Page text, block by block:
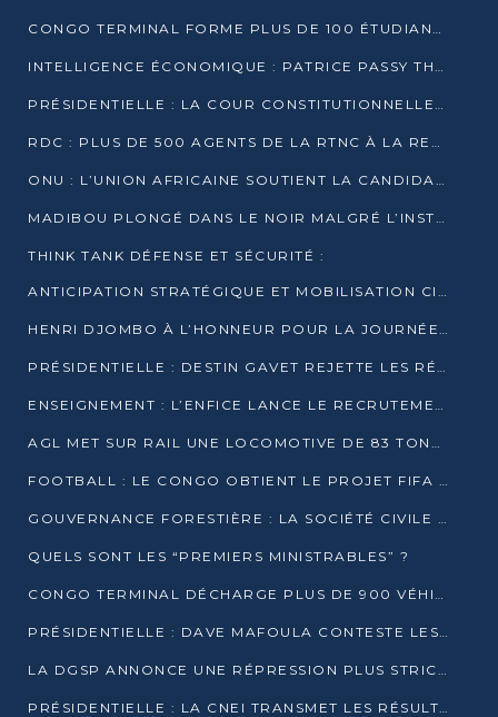
CONGO TERMINAL FORME PLUS DE 100 ÉTUDIANTS AUX TECHNIQUES D’EMBAUCHE
INTELLIGENCE ÉCONOMIQUE : PATRICE PASSY THÉORISE UNE STRATÉGIE ADAPTÉE AUX CONTEXTES FRAGMENTÉS
PRÉSIDENTIELLE : LA COUR CONSTITUTIONNELLE CONFIRME LA VICTOIRE DE SASSOU NGUESSO AVEC 94,90 % DES SUFFRAGES
RDC : PLUS DE 500 AGENTS DE LA RTNC À LA RETRAITE, UNE PAGE SE TOURNE
ONU : L’UNION AFRICAINE SOUTIENT LA CANDIDATURE DE MACKY SALL
MADIBOU PLONGÉ DANS LE NOIR MALGRÉ L’INSTALLATION D’UN NOUVEAU TRANSFORMATEUR
THINK TANK DÉFENSE ET SÉCURITÉ :
ANTICIPATION STRATÉGIQUE ET MOBILISATION CITOYENNE POUR NOTRE SOUVERAINETÉ NATIONALE
HENRI DJOMBO À L’HONNEUR POUR LA JOURNÉE MONDIALE DU THÉÂTRE
PRÉSIDENTIELLE : DESTIN GAVET REJETTE LES RÉSULTATS ET APPELLE À UN DIALOGUE NATIONAL
ENSEIGNEMENT : L’ENFICE LANCE LE RECRUTEMENT DE SA PREMIÈRE PROMOTION DE PROFESSEURS DES ÉCOLES
AGL MET SUR RAIL UNE LOCOMOTIVE DE 83 TONNES À POINTE-NOIRE
FOOTBALL : LE CONGO OBTIENT LE PROJET FIFA ARENA POUR SES 15 DÉPARTEMENTS
GOUVERNANCE FORESTIÈRE : LA SOCIÉTÉ CIVILE CONGOLAISE AFFICHE SES PRIORITÉS POUR 2026
QUELS SONT LES “PREMIERS MINISTRABLES” ?
CONGO TERMINAL DÉCHARGE PLUS DE 900 VÉHICULES EN QUELQUES HEURES
PRÉSIDENTIELLE : DAVE MAFOULA CONTESTE LES RÉSULTATS PROVISOIRES
LA DGSP ANNONCE UNE RÉPRESSION PLUS STRICTE CONTRE LES MOTO-TAXIS
PRÉSIDENTIELLE : LA CNEI TRANSMET LES RÉSULTATS PROVISOIRES À LA COUR CONSTITUTIONNELLE